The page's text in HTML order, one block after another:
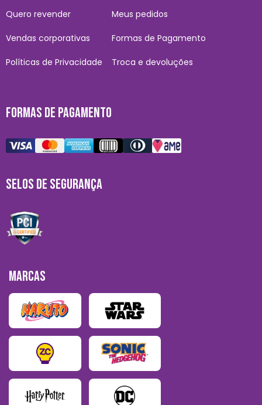
Quero revender
Vendas corporativas
Políticas de Privacidade
Meus pedidos
Formas de Pagamento
Troca e devoluções
FORMAS DE PAGAMENTO
SELOS DE SEGURANÇA
MARCAS